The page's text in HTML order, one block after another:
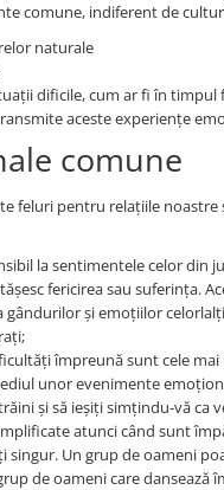
comune, indiferent de
naturale
dificile, cum ar fi în timpul
aceste experiențe
comune
feluri pentru relațiile
la sentimentele celor din
fericirea sau suferința.
și emoțiilor
împreună sunt cele
unor evenimente
și să ieșiți simțindu-vă ca
atunci când sunt
Un grup de oameni
de oameni care dansează